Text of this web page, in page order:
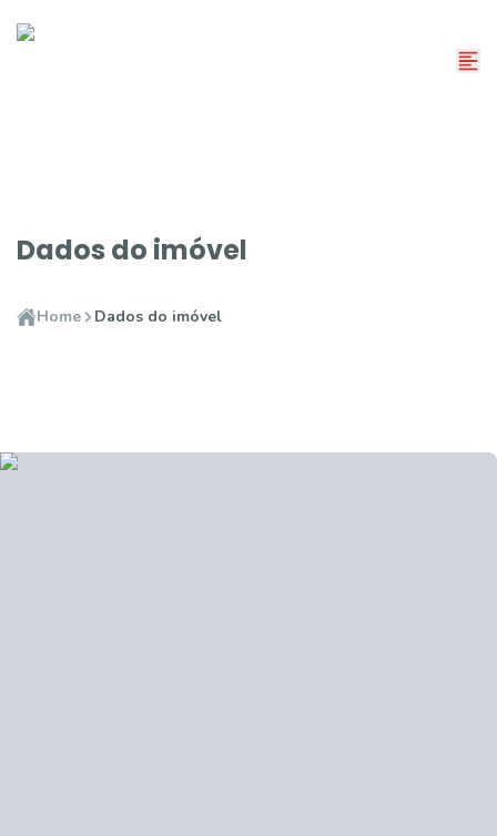
Dados do imóvel
Home Dados do imóvel